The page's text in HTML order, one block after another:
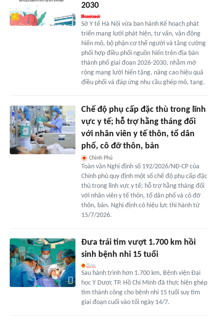
2030
Sở Y tế Hà Nội vừa ban hành Kế hoạch phát
triển mạng lưới phát hiện, tư vấn, vận động
hiến mô, bộ phận cơ thể người và tăng cường
phối hợp điều phối nguồn hiến trên địa bàn
thành phố giai đoạn 2026-2030, nhằm mở
rộng mạng lưới hiến tặng, nâng cao hiệu quả
điều phối và đáp ứng nhu cầu ghép mô, tạng.
Chế độ phụ cấp đặc thù trong lĩnh
vực y tế; hỗ trợ hằng tháng đối
với nhân viên y tế thôn, tổ dân
phố, cô đỡ thôn, bản
Chính Phủ
Toàn văn Nghị định số 192/2026/NĐ-CP của
Chính phủ quy định một số chế độ phụ cấp đặc
thù trong lĩnh vực y tế; hỗ trợ hằng tháng đối
với nhân viên y tế thôn, tổ dân phố và cô đỡ
thôn, bản. Nghị định có hiệu lực thi hành từ
15/7/2026.
Đưa trái tim vượt 1.700 km hồi
sinh bệnh nhi 15 tuổi
Sau hành trình hơn 1.700 km, Bệnh viện Đại
học Y Dược TP. Hồ Chí Minh đã thực hiện ghép
tim thành công cho bệnh nhi 15 tuổi suy tim
giai đoạn cuối vào tối ngày 14/7.